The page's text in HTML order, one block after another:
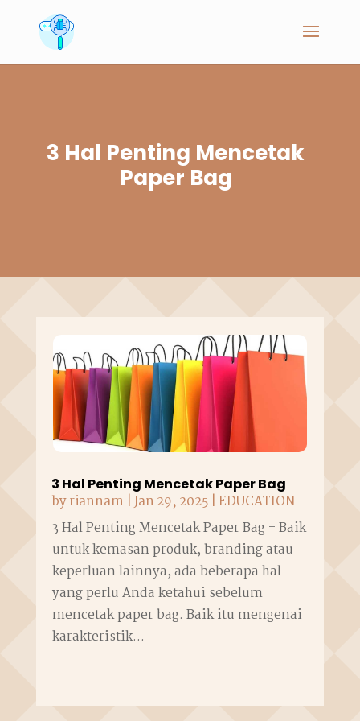
3 Hal Penting Mencetak
Paper Bag
3 Hal Penting Mencetak Paper Bag
byriannam|Jan 29, 2025| EDUCATION
3 Hal Penting Mencetak Paper Bag - Baik
untuk kemasan produk, branding atau
keperluan lainnya, ada beberapa hal
yang perlu Anda ketahui sebelum
mencetak paper bag. Baik itu mengenai
karakteristik...